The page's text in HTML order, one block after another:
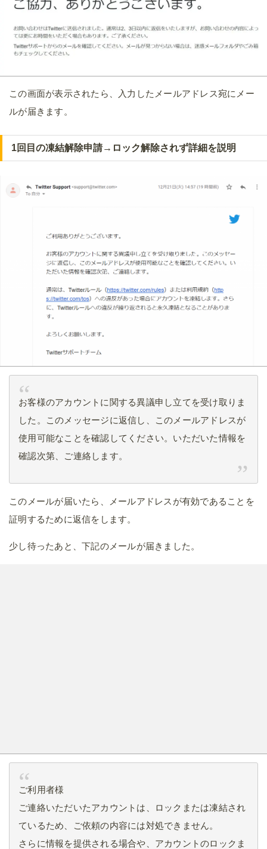
この画面が表示されたら、入力したメールアドレス宛にメー
ルが届きます。
1回目の凍結解除申請→ロック解除されず詳細を説明
お客様のアカウントに関する異議申し立てを受け取りま
した。このメッセージに返信し、このメールアドレスが
使用可能なことを確認してください。いただいた情報を
確認次第、ご連絡します。
このメールが届いたら、メールアドレスが有効であることを
証明するために返信をします。
少し待ったあと、下記のメールが届きました。
ご利用者様
ご連絡いただいたアカウントは、ロックまたは凍結され
ているため、ご依頼の内容には対処できません。
さらに情報を提供される場合や、アカウントのロックま